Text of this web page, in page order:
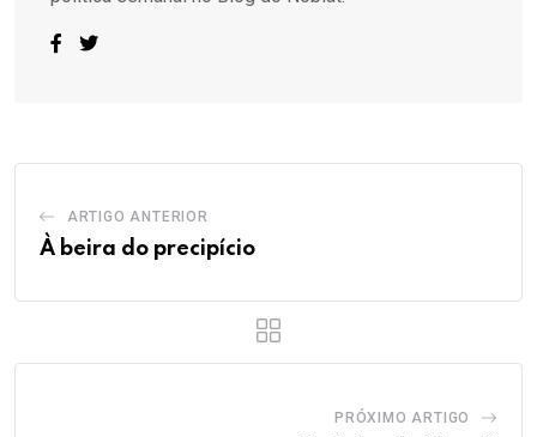
ARTIGO ANTERIOR
À beira do precipício
PRÓXIMO ARTIGO